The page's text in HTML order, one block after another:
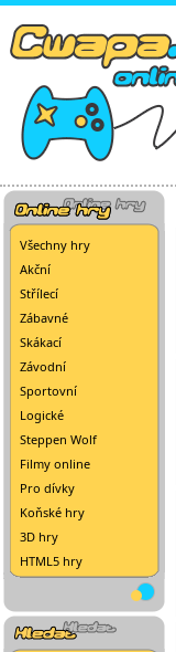
Všechny hry
Akční
Střílecí
Zábavné
Skákací
Závodní
Sportovní
Logické
Steppen Wolf
Filmy online
Pro dívky
Koňské hry
3D hry
HTML5 hry